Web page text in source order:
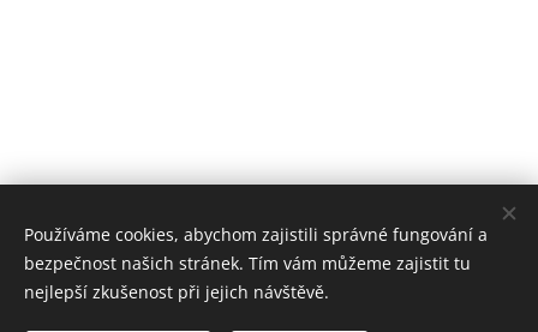
radiogrup@post.cz
Používáme cookies, abychom zajistili správné fungování a
bezpečnost našich stránek. Tím vám můžeme zajistit tu
nejlepší zkušenost při jejich návštěvě.